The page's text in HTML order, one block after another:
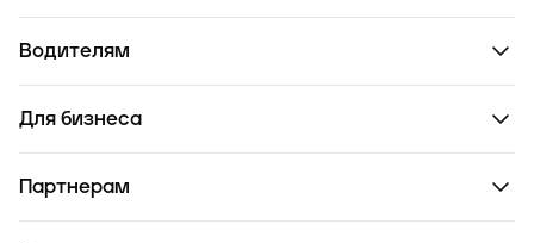
Водителям
Для бизнеса
Партнерам